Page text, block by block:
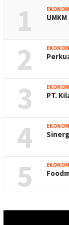
1
2
3 PT.
4
5